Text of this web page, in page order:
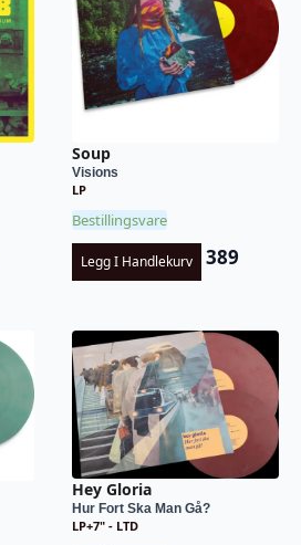
Soup
Visions
LP
Bestillingsvare
Legg I Handlekurv 389
Hey Gloria
Hur Fort Ska Man Gå?
LP+7" - LTD